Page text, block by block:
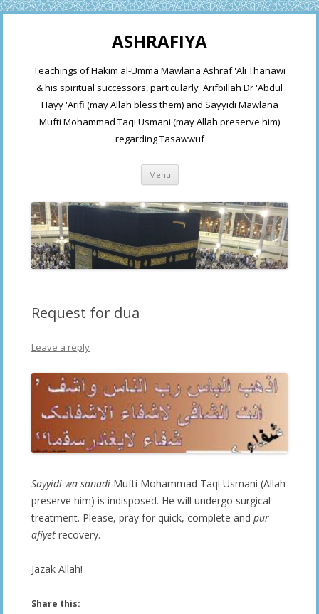
ASHRAFIYA
Teachings of Hakim al-Umma Mawlana Ashraf 'Ali Thanawi
& his spiritual successors, particularly 'Arifbillah Dr 'Abdul
Hayy 'Arifi (may Allah bless them) and Sayyidi Mawlana
Mufti Mohammad Taqi Usmani (may Allah preserve him)
regarding Tasawwuf
Menu Skip
content
Request for dua
Leave a reply
Sayyidi wa sanadi Mufti Mohammad Taqi Usmani (Allah
preserve him) is indisposed. He will undergo surgical
treatment. Please, pray for quick, complete and pur–
afiyet recovery.
Jazak Allah!
Share this: